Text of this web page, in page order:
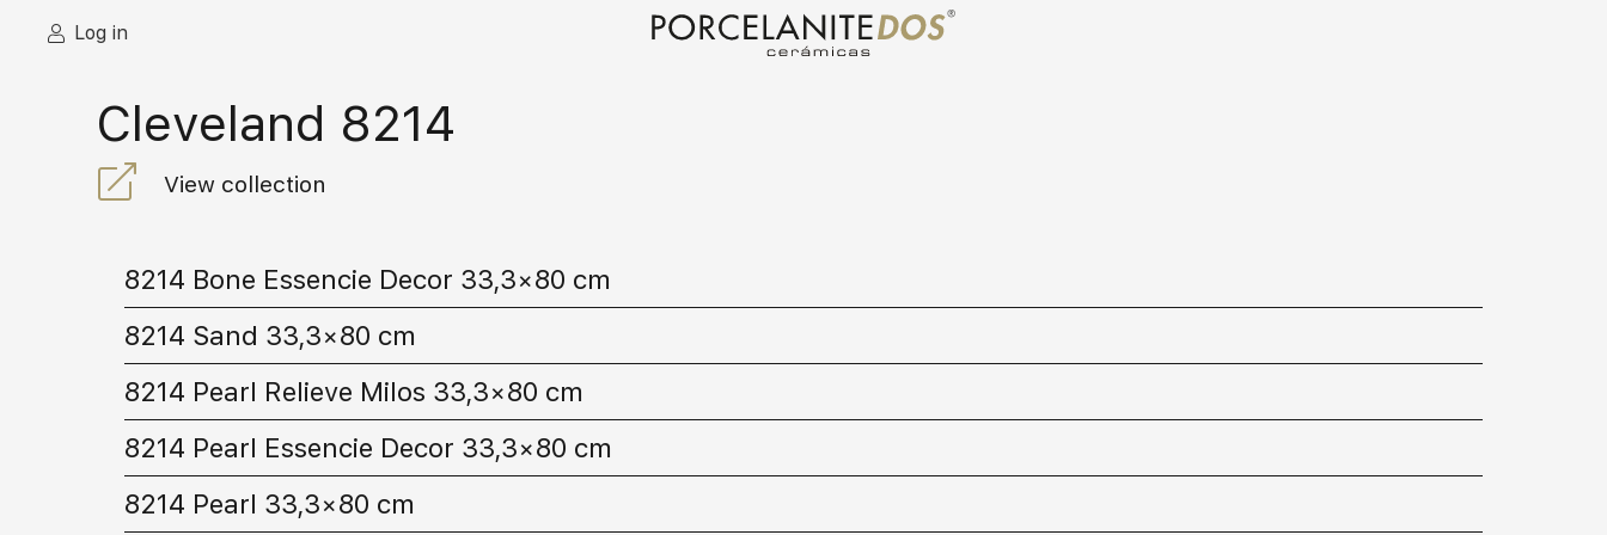
Log in
Cleveland 8214
View collection
8214 Bone Essencie Decor 33,3×80 cm
8214 Sand 33,3×80 cm
8214 Pearl Relieve Milos 33,3×80 cm
8214 Pearl Essencie Decor 33,3×80 cm
8214 Pearl 33,3×80 cm